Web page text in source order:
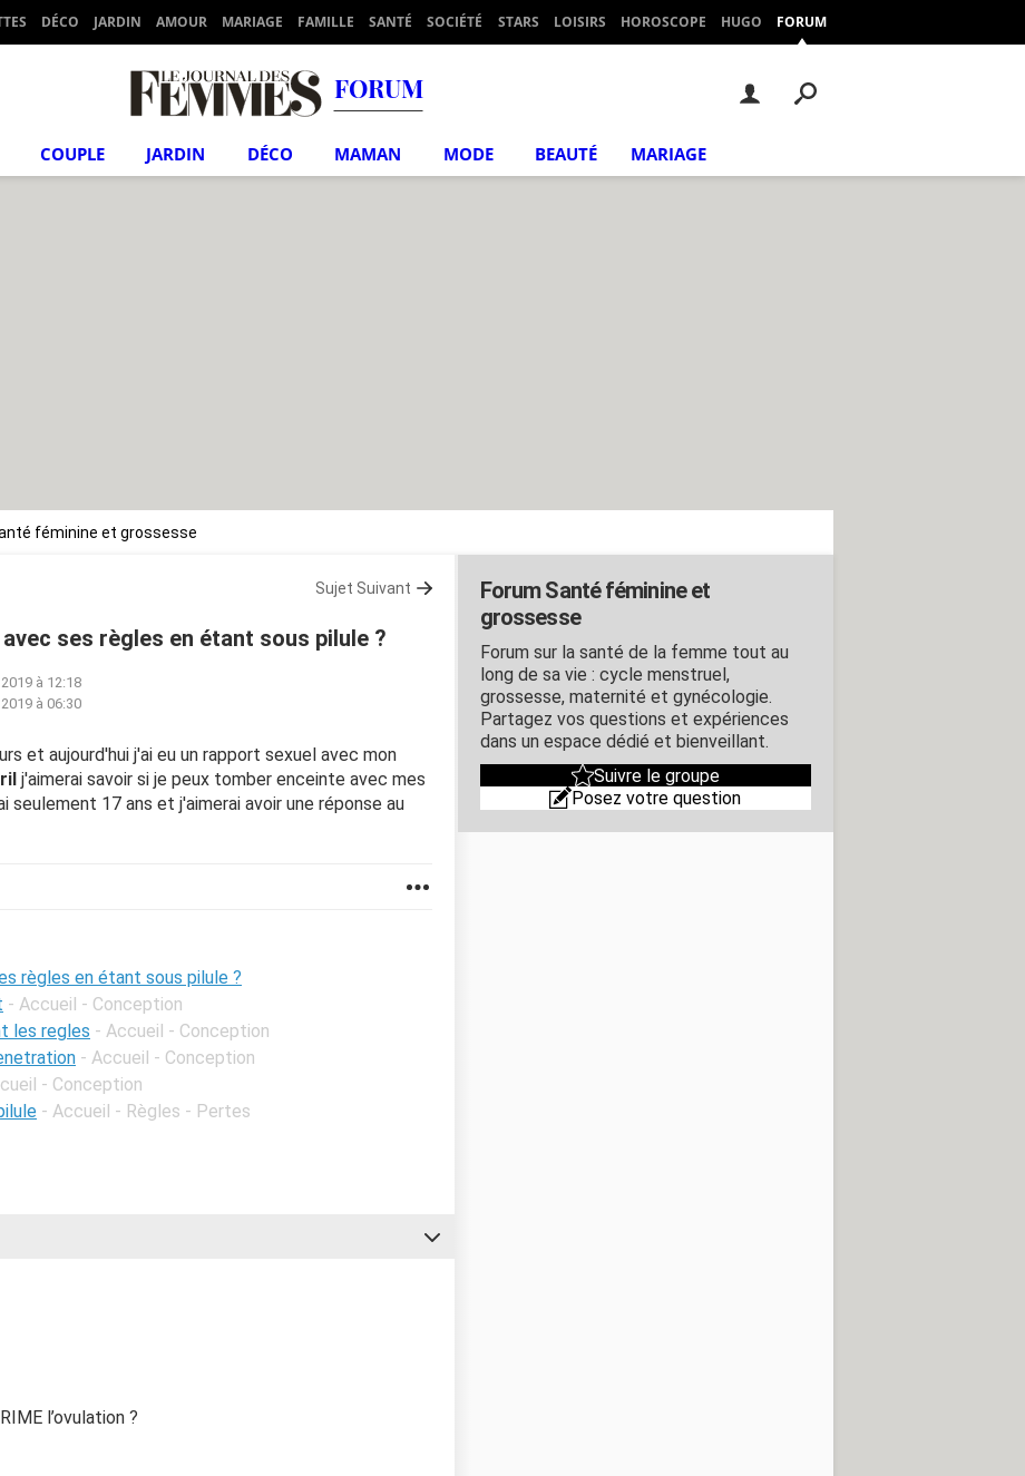
DÉCO JARDIN AMOUR MARIAGE FAMILLE SANTÉ SOCIÉTÉ STARS LOISIRS HOROSCOPE HUGO FORUM
FORUM
COUPLE JARDIN DÉCO MAMAN MODE BEAUTÉ MARIAGE
féminine et grossesse
Sujet Suivant
ses règles en étant sous pilule ?
à 12:18
à 06:30
et aujourd'hui j'ai eu un rapport sexuel avec mon
j'aimerai savoir si je peux tomber enceinte avec mes
seulement 17 ans et j'aimerai avoir une réponse au
règles en étant sous pilule ?
- Accueil - Conception
les regles - Accueil - Conception
- Accueil - Conception
- Conception
- Accueil - Règles - Pertes
l’ovulation ?
Forum Santé féminine et
grossesse
Forum sur la santé de la femme tout au
long de sa vie : cycle menstruel,
grossesse, maternité et gynécologie.
Partagez vos questions et expériences
dans un espace dédié et bienveillant.
Suivre le groupe
Posez votre question